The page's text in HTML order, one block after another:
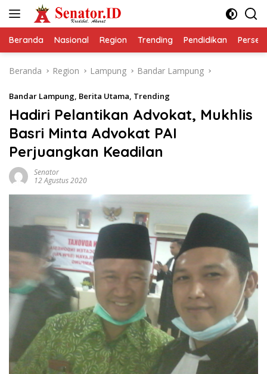
Beranda Nasional Region Trending Pendidikan
Beranda Region Lampung Bandar Lampung
Bandar Lampung, Berita Utama, Trending
Hadiri Pelantikan Advokat, Mukhlis
Basri Minta Advokat PAI
Perjuangkan Keadilan
Senator
12 Agustus 2020